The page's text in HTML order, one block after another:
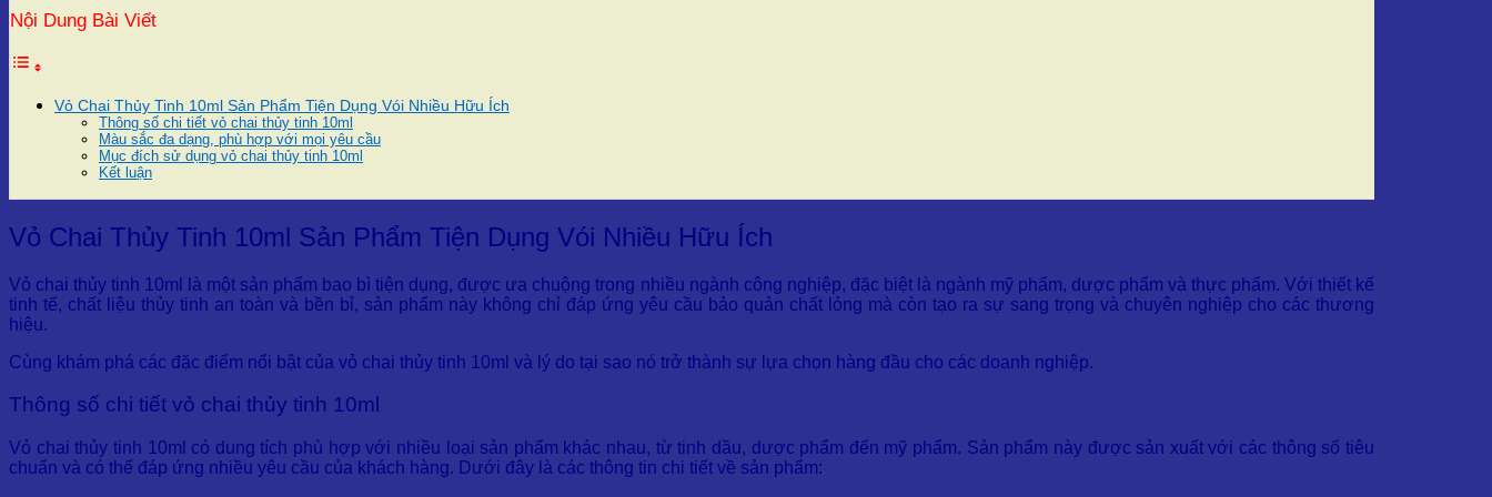
Nội Dung Bài Viết
Vỏ Chai Thủy Tinh 10ml Sản Phẩm Tiện Dụng Vói Nhiều Hữu Ích
Thông số chi tiết vỏ chai thủy tinh 10ml
Màu sắc đa dạng, phù hợp với mọi yêu cầu
Mục đích sử dụng vỏ chai thủy tinh 10ml
Kết luận
Vỏ Chai Thủy Tinh 10ml Sản Phẩm Tiện Dụng Vói Nhiều Hữu Ích
Vỏ chai thủy tinh 10ml là một sản phẩm bao bì tiện dụng, được ưa chuộng trong nhiều ngành công nghiệp, đặc biệt là ngành mỹ phẩm, dược phẩm và thực phẩm. Với thiết kế
tinh tế, chất liệu thủy tinh an toàn và bền bỉ, sản phẩm này không chỉ đáp ứng yêu cầu bảo quản chất lỏng mà còn tạo ra sự sang trọng và chuyên nghiệp cho các thương
hiệu.
Cùng khám phá các đặc điểm nổi bật của vỏ chai thủy tinh 10ml và lý do tại sao nó trở thành sự lựa chọn hàng đầu cho các doanh nghiệp.
Thông số chi tiết vỏ chai thủy tinh 10ml
Vỏ chai thủy tinh 10ml có dung tích phù hợp với nhiều loại sản phẩm khác nhau, từ tinh dầu, dược phẩm đến mỹ phẩm. Sản phẩm này được sản xuất với các thông số tiêu
chuẩn và có thể đáp ứng nhiều yêu cầu của khách hàng. Dưới đây là các thông tin chi tiết về sản phẩm: